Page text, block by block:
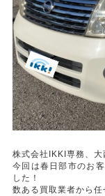
株式会社IKKI専務、大
今回は春日部市のお
した！
数ある買取業者から任